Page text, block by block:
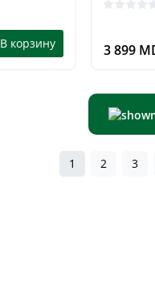
В корзину 3 899
1 2 3